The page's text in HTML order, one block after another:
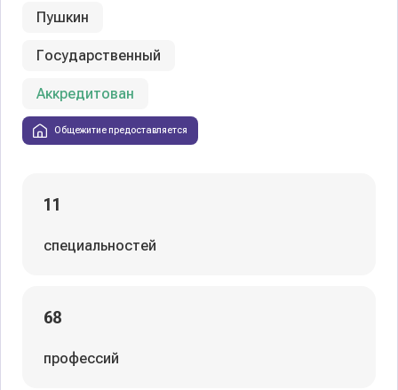
Пушкин
Государственный
Аккредитован
Общежитие предоставляется
11
специальностей
68
профессий